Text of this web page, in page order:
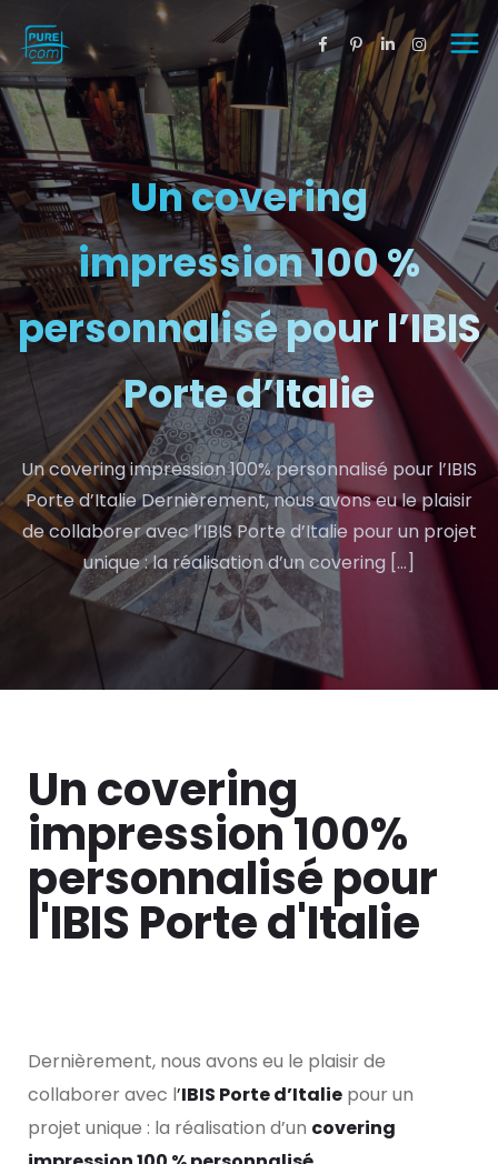
Un covering
impression 100 %
personnalisé pour l’IBIS
Porte d’Italie
Un covering impression 100% personnalisé pour l’IBIS
Porte d’Italie Dernièrement, nous avons eu le plaisir
de collaborer avec l’IBIS Porte d’Italie pour un projet
unique : la réalisation d’un covering […]
Un covering
impression 100%
personnalisé pour
l'IBIS Porte d'Italie
Dernièrement, nous avons eu le plaisir de
collaborer avec l’IBIS Porte d’Italie pour un
projet unique : la réalisation d’un covering